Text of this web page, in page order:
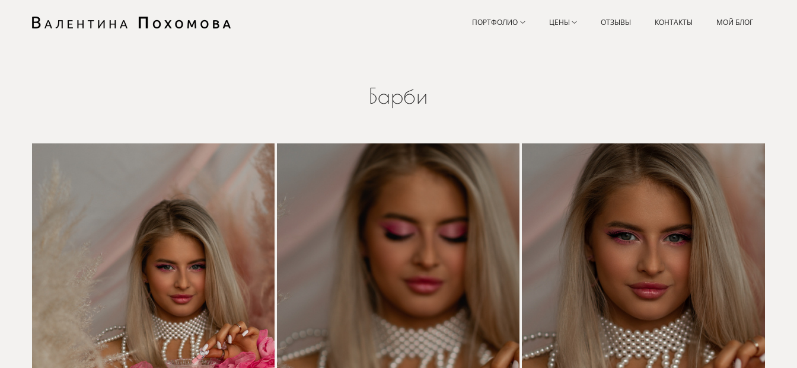
ПОРТФОЛИО ЦЕНЫ ОТЗЫВЫ КОНТАКТЫ МОЙ БЛОГ
Барби